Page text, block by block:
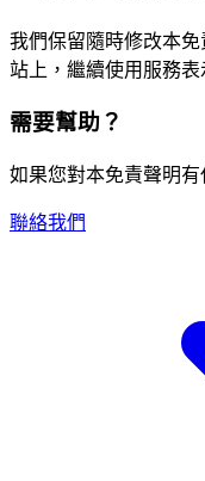
我們保留隨時修改本
站上，繼續使用服務
需要幫助？
如果您對本免責聲明
聯絡我們